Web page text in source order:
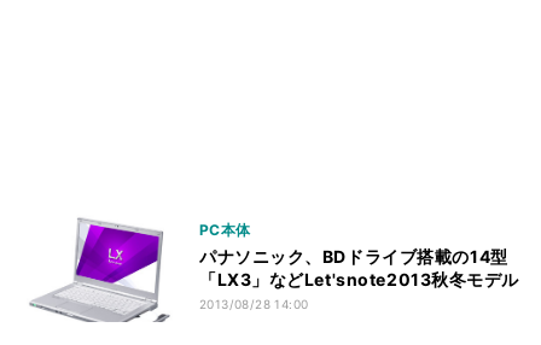
PC本体
パナソニック、BDドライブ搭載の14型
「LX3」などLet'snote2013秋冬モデル
2013/08/28 14:00